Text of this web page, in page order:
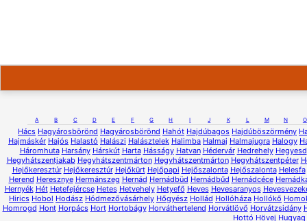
A B C D E F G H I J K L M N O
Hács Hagyárosbörönd Hagyárosbörönd Hahót Hajdúbagos Hajdúböszörmény
Hajmáskér Hajós Halastó Halászi Halásztelek Halimba Halmaj Halmajugra Halogy
Háromhuta Harsány Hárskút Harta Hásságy Hatvan Hédervár Hedrehely Hegyesd
Hegyhátszentjakab Hegyhátszentmárton Hegyhátszentmárton Hegyhátszentpéter
Hejőkeresztúr Hejőkeresztúr Hejőkürt Hejőpapi Hejőszalonta Hejőszalonta Helesfa
Herend Heresznye Hermánszeg Hernád Hernádbüd Hernádbűd Hernádcéce
Hernyék Hét Hetefejércse Hetes Hetvehely Hetyefő Heves Hevesaranyos
Hirics Hobol Hodász Hódmezővásárhely Hőgyész Hollád Hollóháza Hollókő
Homrogd Hont Horpács Hort Hortobágy Horváthertelend Horvátlövő Horvátzsidány
Hottó Hövej Hugyag